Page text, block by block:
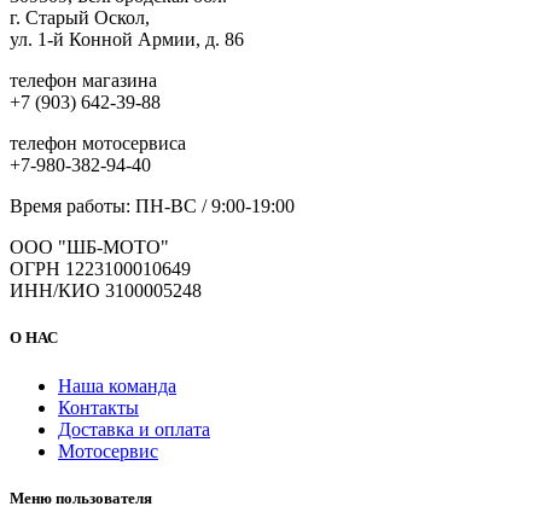
г. Старый Оскол,
ул. 1-й Конной Армии, д. 86
телефон магазина
+7 (903) 642-39-88
телефон мотосервиса
+7-980-382-94-40
Время работы: ПН-ВС / 9:00-19:00
ООО "ШБ-МОТО"
ОГРН 1223100010649
ИНН/КИО 3100005248
О НАС
Наша команда
Контакты
Доставка и оплата
Мотосервис
Меню пользователя